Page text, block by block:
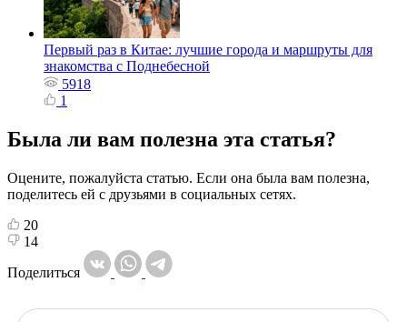
Первый раз в Китае: лучшие города и маршруты для
знакомства с Поднебесной
5918
1
Была ли вам полезна эта статья?
Оцените, пожалуйста статью. Если она была вам полезна,
поделитесь ей с друзьями в социальных сетях.
20
14
Поделиться